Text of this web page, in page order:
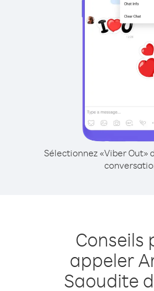
Sélectionnez «Viber Out»
Conseils
appeler
Saoudite